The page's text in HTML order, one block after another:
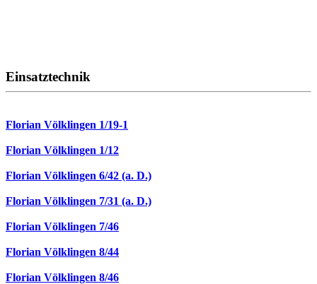
Einsatztechnik
Florian Völklingen 1/19-1
Florian Völklingen 1/12
Florian Völklingen 6/42 (a. D.)
Florian Völklingen 7/31 (a. D.)
Florian Völklingen 7/46
Florian Völklingen 8/44
Florian Völklingen 8/46